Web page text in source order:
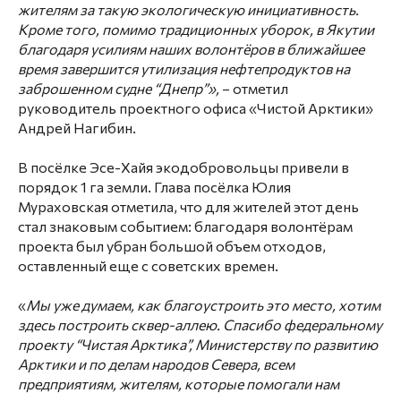
жителям за такую экологическую инициативность.
Кроме того, помимо традиционных уборок, в Якутии
благодаря усилиям наших волонтёров в ближайшее
время завершится утилизация нефтепродуктов на
заброшенном судне “Днепр”», – отметил
руководитель проектного офиса «Чистой Арктики»
Андрей Нагибин.
В посёлке Эсе-Хайя экодобровольцы привели в
порядок 1 га земли. Глава посёлка Юлия
Мураховская отметила, что для жителей этот день
стал знаковым событием: благодаря волонтёрам
проекта был убран большой объем отходов,
оставленный еще с советских времен.
«Мы уже думаем, как благоустроить это место, хотим
здесь построить сквер-аллею. Спасибо федеральному
проекту “Чистая Арктика”, Министерству по развитию
Арктики и по делам народов Севера, всем
предприятиям, жителям, которые помогали нам